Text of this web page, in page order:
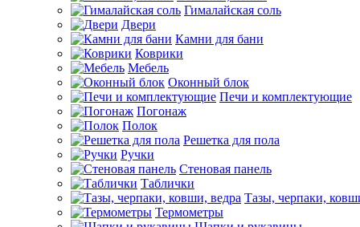
Гималайская соль
Двери
Камни для бани
Коврики
Мебель
Оконный блок
Печи и комплектующие
Погонаж
Полок
Решетка для пола
Ручки
Стеновая панель
Таблички
Тазы, черпаки,
Термометры